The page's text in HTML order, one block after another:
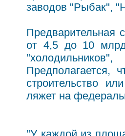
заводов "Рыбак",
Предварительная
от 4,5 до 10
Предполагается,
строительство
ляжет на